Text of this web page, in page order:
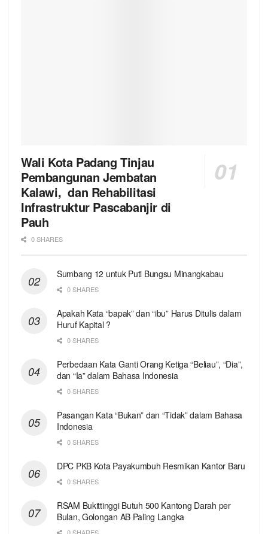
Wali Kota Padang Tinjau
Pembangunan Jembatan
Kalawi, dan Rehabilitasi
Infrastruktur Pascabanjir di
Pauh
0 SHARES
Sumbang 12 untuk Puti Bungsu Minangkabau
0 SHARES
Apakah Kata “bapak” dan “ibu” Harus Ditulis dalam
Huruf Kapital ?
0 SHARES
Perbedaan Kata Ganti Orang Ketiga “Beliau”, “Dia”,
dan “Ia” dalam Bahasa Indonesia
0 SHARES
Pasangan Kata “Bukan” dan “Tidak” dalam Bahasa
Indonesia
0 SHARES
DPC PKB Kota Payakumbuh Resmikan Kantor Baru
0 SHARES
RSAM Bukittinggi Butuh 500 Kantong Darah per
Bulan, Golongan AB Paling Langka
0 SHARES